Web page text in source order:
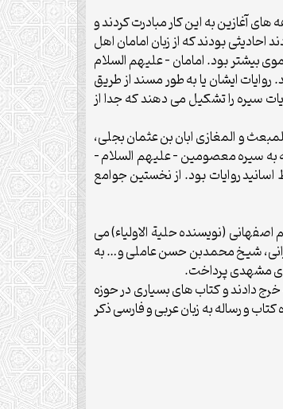
آغازين به اين كار مبادرت كردند و
بودند كه از زبان امامان اهل
بيشتر بود. امامان – عليهم السلام
ايشان يا به طور مسند از طريق
سيره را تشكيل مى دهند كه جدا از
و المغازى ابان بن عثمان بجلى،
كه به سيره معصومين – عليهم السلام –
روايات بود. از نخستين جوامع
اصفهانى (نويسنده حلية الاولياء) مى
شيخ محمدبن حسن عاملى و… به
مشهدى پرداخت.
دادند و كتاب هاى بسيارى در حوزه
و رساله به زبان عربى و فارسى ذكر